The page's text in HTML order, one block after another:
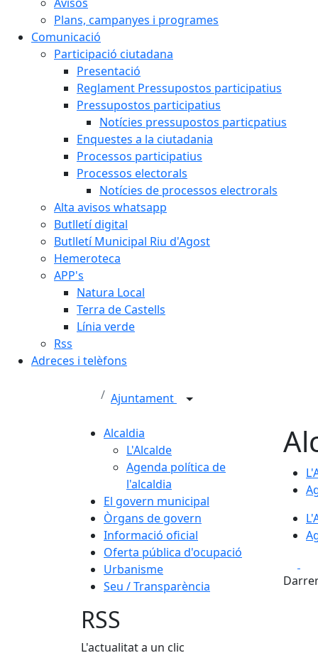
Plans, campanyes i programes
Comunicació
Participació ciutadana
Presentació
Reglament Pressupostos participatius
Pressupostos participatius
Notícies pressupostos particpatius
Enquestes a la ciutadania
Processos participatius
Processos electorals
Notícies de processos electrorals
Alta avisos whatsapp
Butlletí digital
Butlletí Municipal Riu d'Agost
Hemeroteca
APP's
Natura Local
Terra de Castells
Línia verde
Rss
Adreces i telèfons
Ajuntament
Alcaldia
L'Alcalde
Agenda política de
l'alcaldia
El govern municipal
Òrgans de govern
Informació oficial
Oferta pública d'ocupació
Urbanisme
Seu / Transparència
RSS
L'actualitat a un clic